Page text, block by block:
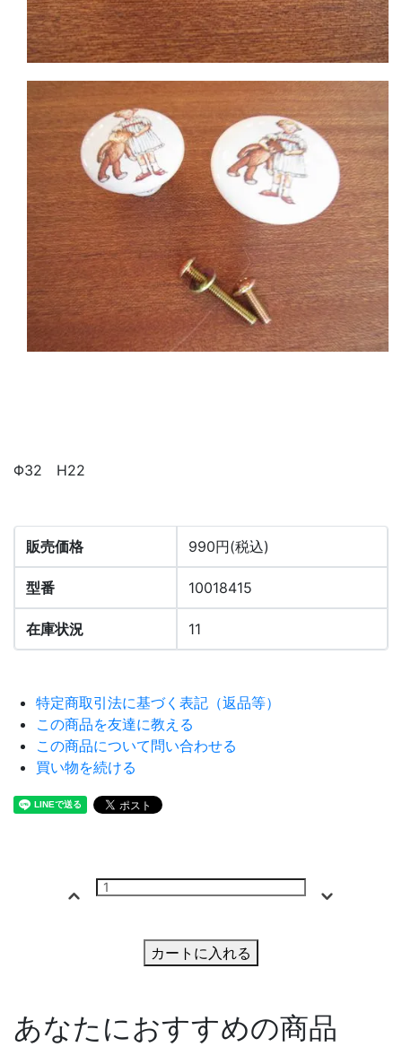
Φ32 H22
販売価格 990円(税込)
型番 10018415
在庫状況 11
特定商取引法に基づく表記（返品等）
この商品を友達に教える
この商品について問い合わせる
買い物を続ける
カートに入れる
あなたにおすすめの商品